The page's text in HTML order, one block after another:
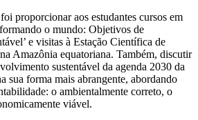
proporcionar aos estudantes cursos em
o mundo: Objetivos de
e visitas à Estação Científica de
Amazônia equatoriana. Também, discutir
sustentável da agenda 2030 da
sua forma mais abrangente, abordando
o ambientalmente correto, o
viável.